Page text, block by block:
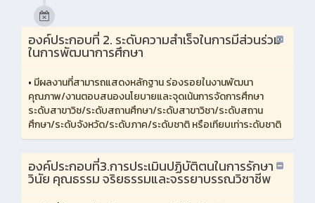
องค์ประกอบที่ 2. ระดับความสำเร็จในการมีส่วนร่วม
ในการพัฒนาการศึกษา
• มีผลงานที่สามารถแสดงหลักฐาน ร่องรอยในงานพัฒนา
คุณภาพ/งานตอบสนองนโยบายและจุดเน้นการจัดการศึกษา
ระดับสาขาวิช/ระดับสถานศึกษา/ระดับสาขาวิชา/ระดับสถาน
ศึกษา/ระดับจังหวัด/ระดับภาค/ระดับชาติ หรือเทียบเท่าระดับชาติ
องค์ประกอบที่3.การประเมินปฏิบัติตนในการรักษา
วินัย คุณธรรม จริยธรรมและจรรยาบรรณวิชาชีพ